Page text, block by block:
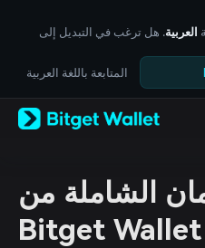
Español (Latinoamérica)
Italiano
繁體中文
Português (Portugal)
Bahasa Indonesia
العربية. هل ترغب في التبديل إلى
المتابعة باللغة العربية
الشاملة من